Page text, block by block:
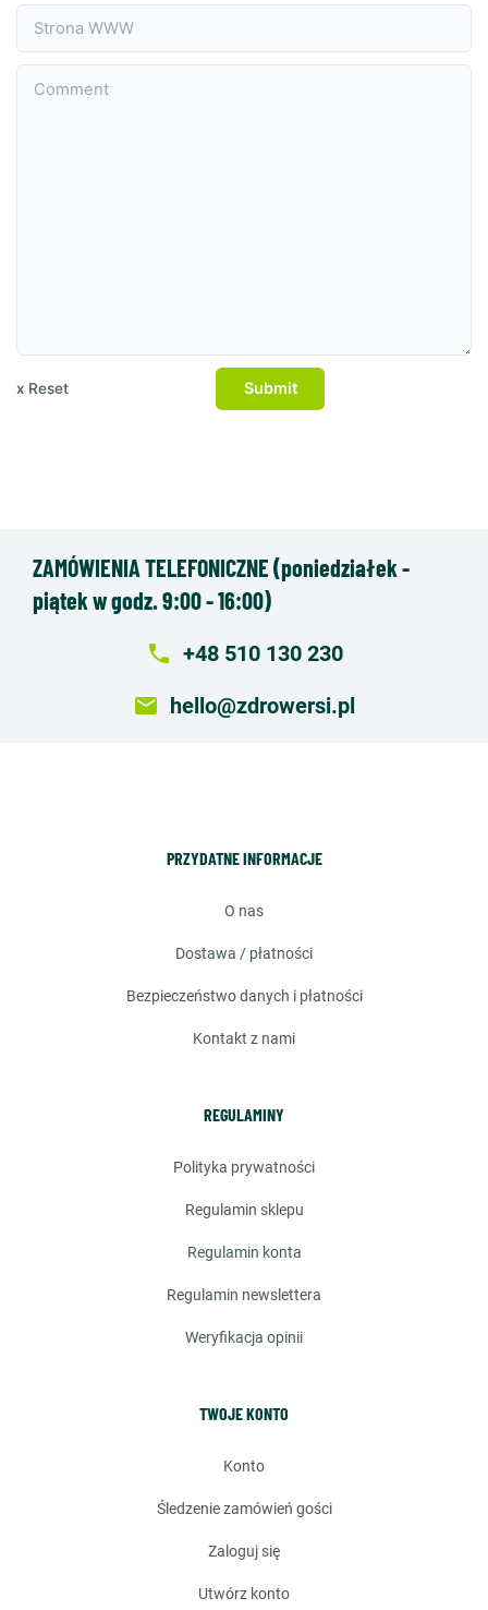
x Reset Submit
ZAMÓWIENIA TELEFONICZNE (poniedziałek -
piątek w godz. 9:00 - 16:00)
local_phone +48 510 130 230
email hello@zdrowersi.pl
PRZYDATNE INFORMACJE
o nas
dostawa / płatności
bezpieczeństwo danych i płatności
kontakt z nami
REGULAMINY
polityka prywatności
regulamin sklepu
regulamin konta
regulamin newslettera
weryfikacja opinii
TWOJE KONTO
konto
śledzenie zamówień gości
zaloguj się
utwórz konto